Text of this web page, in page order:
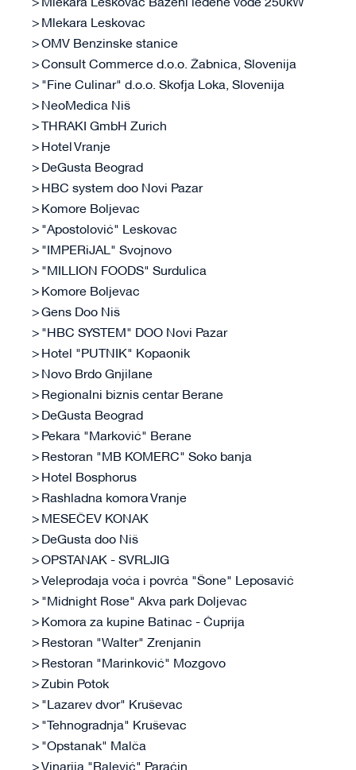
Mlekara Leskovac Bazeni ledene vode 250kW
Mlekara Leskovac
OMV Benzinske stanice
Consult Commerce d.o.o. Žabnica, Slovenija
"Fine Culinar" d.o.o. Skofja Loka, Slovenija
NeoMedica Niš
THRAKI GmbH Zurich
Hotel Vranje
DeGusta Beograd
HBC system doo Novi Pazar
Komore Boljevac
"Apostolović" Leskovac
"IMPERiJAL" Svojnovo
"MILLION FOODS" Surdulica
Komore Boljevac
Gens Doo Niš
"HBC SYSTEM" DOO Novi Pazar
Hotel "PUTNIK" Kopaonik
Novo Brdo Gnjilane
Regionalni biznis centar Berane
DeGusta Beograd
Pekara "Marković" Berane
Restoran "MB KOMERC" Soko banja
Hotel Bosphorus
Rashladna komora Vranje
MESEČEV KONAK
DeGusta doo Niš
OPSTANAK - SVRLJIG
Veleprodaja voća i povrća "Šone" Leposavić
"Midnight Rose" Akva park Doljevac
Komora za kupine Batinac - Ćuprija
Restoran "Walter" Zrenjanin
Restoran "Marinković" Mozgovo
Zubin Potok
"Lazarev dvor" Kruševac
"Tehnogradnja" Kruševac
"Opstanak" Malča